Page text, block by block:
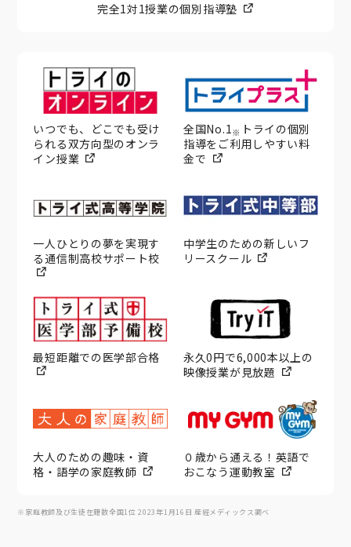
完全1対1授業の個別指導塾
いつでも、どこでも受け
られる双方向型のオンラ
イン授業
全国No.1※ トライの個別
指導をご利用しやすい料
金で
一人ひとりの夢を実現す
る通信制高校サポート校
中学生のための新しいフ
リースクール
最短距離での医学部合格
永久0円で6,000本以上の
映像授業が見放題
大人のための趣味・資
格・語学の家庭教師
０歳から通える！英語で
おこなう運動教室
※家庭教師及び生徒在籍数全国1位 2023年1月16日 産經メディックス調べ